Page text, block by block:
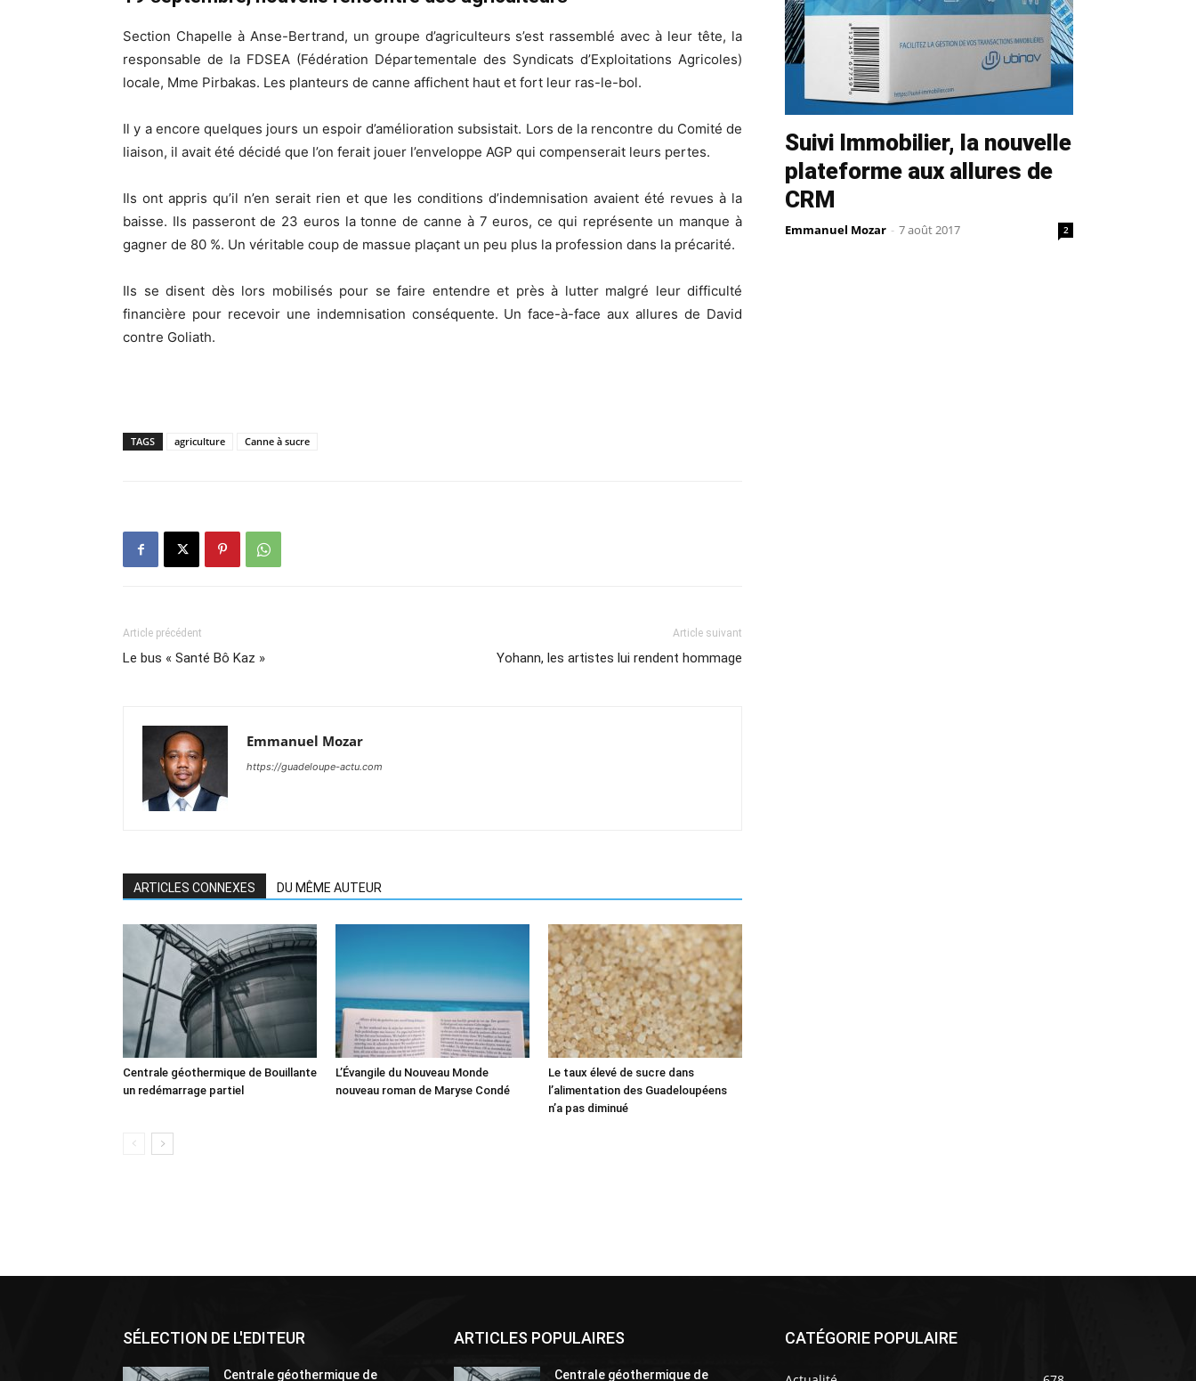
Section Chapelle à Anse-Bertrand, un groupe d’agriculteurs s’est rassemblé avec à leur tête, la
responsable de la FDSEA (Fédération Départementale des Syndicats d’Exploitations Agricoles)
locale, Mme Pirbakas. Les planteurs de canne affichent haut et fort leur ras-le-bol.
Il y a encore quelques jours un espoir d’amélioration subsistait. Lors de la rencontre du Comité de
liaison, il avait été décidé que l’on ferait jouer l’enveloppe AGP qui compenserait leurs pertes.
Ils ont appris qu’il n’en serait rien et que les conditions d’indemnisation avaient été revues à la
baisse. Ils passeront de 23 euros la tonne de canne à 7 euros, ce qui représente un manque à
gagner de 80 %. Un véritable coup de massue plaçant un peu plus la profession dans la précarité.
Ils se disent dès lors mobilisés pour se faire entendre et près à lutter malgré leur difficulté
financière pour recevoir une indemnisation conséquente. Un face-à-face aux allures de David
contre Goliath.
TAGS agriculture Canne à sucre
Article précédent
Le bus « Santé Bô Kaz »
Article suivant
Yohann, les artistes lui rendent hommage
Emmanuel Mozar
https://guadeloupe-actu.com
ARTICLES CONNEXES DU MÊME AUTEUR
Centrale géothermique de Bouillante
un redémarrage partiel
L’Évangile du Nouveau Monde
nouveau roman de Maryse Condé
Le taux élevé de sucre dans
l’alimentation des Guadeloupéens
n’a pas diminué
Suivi Immobilier, la nouvelle
plateforme aux allures de
CRM
Emmanuel Mozar - 7 août 2017 2
SÉLECTION DE L'EDITEUR
Centrale géothermique de
ARTICLES POPULAIRES
Centrale géothermique de
CATÉGORIE POPULAIRE